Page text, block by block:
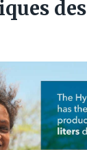
des